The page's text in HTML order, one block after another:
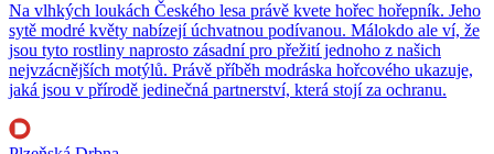
Na vlhkých loukách Českého lesa právě kvete hořec hořepník. Jeho
sytě modré květy nabízejí úchvatnou podívanou. Málokdo ale ví, že
jsou tyto rostliny naprosto zásadní pro přežití jednoho z našich
nejvzácnějších motýlů. Právě příběh modráska hořcového ukazuje,
jaká jsou v přírodě jedinečná partnerství, která stojí za ochranu.